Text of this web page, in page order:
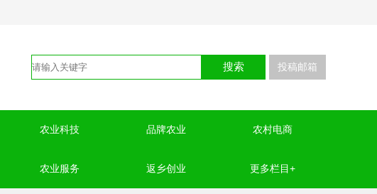
搜索 投稿邮箱
农业科技 品牌农业 农村电商
农业服务 返乡创业 更多栏目+